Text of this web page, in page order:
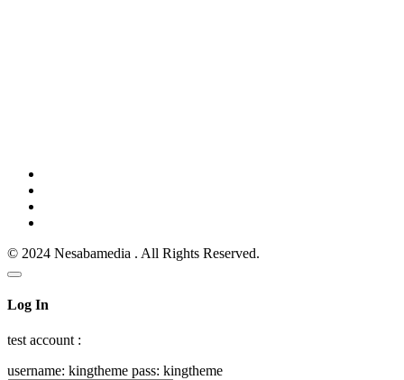
© 2024 Nesabamedia . All Rights Reserved.
Log In
test account :
username: kingtheme pass: kingtheme